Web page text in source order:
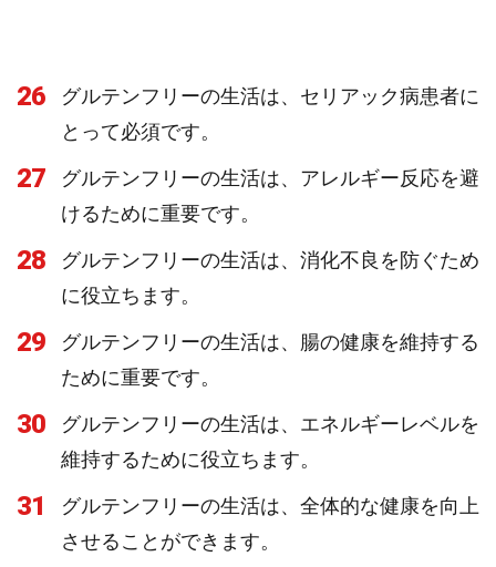
26
グルテンフリーの生活は、セリアック病患者に
とって必須です。
27
グルテンフリーの生活は、アレルギー反応を避
けるために重要です。
28
グルテンフリーの生活は、消化不良を防ぐため
に役立ちます。
29
グルテンフリーの生活は、腸の健康を維持する
ために重要です。
30
グルテンフリーの生活は、エネルギーレベルを
維持するために役立ちます。
31
グルテンフリーの生活は、全体的な健康を向上
させることができます。